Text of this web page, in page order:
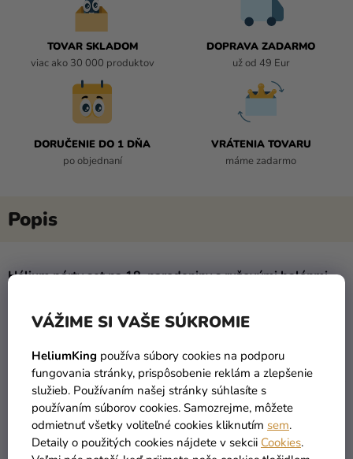
VÁŽIME SI VAŠE SÚKROMIE
HeliumKing používa súbory cookies na podporu
fungovania stránky, prispôsobenie reklám a zlepšenie
služieb. Používaním našej stránky súhlasíte s
používaním súborov cookies. Samozrejme, môžete
odmietnuť všetky voliteľné cookies kliknutím sem.
Detaily o použitých cookies nájdete v sekcii Cookies.
Blog
Kontakt
TOVAR SKLADOM
viac ako 30 000 produktov
DOPRAVA ZADARMO
už od 49 Eur
DORUČENIE DO 1 DŇA
po objednaní
VRÁTENIA TOVARU
máme zadarmo
Hélium párty set na 18. narodeniny s ružovými balónmi
Čože je to oslava 18. narodenín bez veľkolepej výzdoby?
Hélium párty sada na 18. narodeniny s ružovými balónmi
dodá vašej oslave tu pravú šťavu. Všetko najlepšie!
Balónysú jedinečným, estetickým doplnkom každej
či spoločenskej udalosti. Balóniky naplnené héliom sa
vznášajú a sú populárne u detí aj dospelých, pôsobia
originálne a nesmú chýbať na žiadnej tematickej oslave či